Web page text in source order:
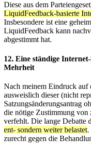
Diese aus dem
LiquidFeedback-basierte
Insbesondere ist eine
LiquidFeedback kann
abgestimmt hat.
12. Eine ständige
Mehrheit
Nach meinem Eindruck auf
ausweislich dieser (nicht
Satzungsänderungsantrag
die nötige Zustimmung
verfehlt. Die lange Debatte
ent- sondern weiter belastet.
zurecht gegen die